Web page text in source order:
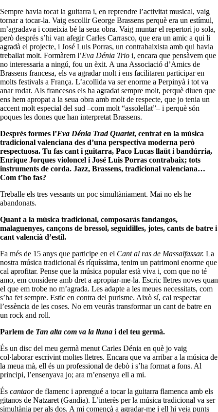
Sempre havia tocat la guitarra i, en reprendre l’activitat musical, vaig
tornar a tocar-la. Vaig escollir George Brassens perquè era un estímul,
m’agradava i coneixia bé la seua obra. Vaig muntar el repertori jo sola,
però després s’hi van afegir Carles Carrasco, que era un amic a qui li
agradà el projecte, i José Luis Porras, un contrabaixista amb qui havia
treballat molt. Formàrem l’Eva Dénia Trio i, encara que pensàvem que
no interessaria a ningú, fou un èxit. A una Associació d’Amics de
Brassens francesa, els va agradar molt i ens facilitaren participar en
molts festivals a França. L’acollida va ser enorme a Perpinyà i tot va
anar rodat. Als francesos els ha agradat sempre molt, perquè diuen que
ens hem apropat a la seua obra amb molt de respecte, que jo tenia un
accent molt especial del sud –com molt “assolellat”– i perquè són
poques les dones que han interpretat Brassens.
Després formes l’Eva Dénia Trad Quartet, centrat en la música
tradicional valenciana des d’una perspectiva moderna però
respectuosa. Tu fas cant i guitarra, Paco Lucas llaüt i bandúrria,
Enrique Jorques violoncel i José Luis Porras contrabaix; tots
instruments de corda. Jazz, Brassens, tradicional valenciana…
Com t’ho fas?
Treballe els tres vessants un poc simultàniament. Mai no els he
abandonats.
Quant a la música tradicional, composaràs fandangos,
malaguenyes, cançons de bressol, seguidilles, jotes, cants de batre i
cant valencià d’estil.
Fa més de 15 anys que participe en el Cant al ras de Massalfassar. La
nostra música tradicional és ríquíssima, tenim un patrimoni enorme que
cal aprofitar. Pense que la música popular està viva i, com que no té
amo, em considere amb dret a apropiar-me-la. Escric lletres noves quan
el que em trobe no m’agrada. Les adapte a les meues necessitats, com
s’ha fet sempre. Estic en contra del purisme. Això sí, cal respectar
l’essència de les coses. No em veuràs transformar un cant de batre en
un rock and roll.
Parlem de Tan alta com va la lluna i del teu germà.
És un disc del meu germà menut Carles Dénia en què jo vaig
col·laborar escrivint moltes lletres. Encara que va arribar a la música de
la meua mà, ell és un professional de debò i s’ha format a fons. Al
principi, l’ensenyava jo; ara m’ensenya ell a mi.
És cantaorde flamenc i aprengué a tocar la guitarra flamenca amb els
gitanos de Natzaret (Gandia). L’interès per la música tradicional va ser
simultània per als dos. A mi començà a agradar-me i ell hi veia punts